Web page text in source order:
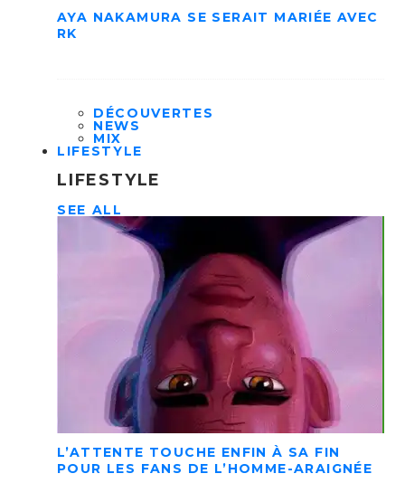
AYA NAKAMURA SE SERAIT MARIÉE AVEC
RK
DÉCOUVERTES
NEWS
MIX
LIFESTYLE
LIFESTYLE
SEE ALL
L’ATTENTE TOUCHE ENFIN À SA FIN
POUR LES FANS DE L’HOMME-ARAIGNÉE